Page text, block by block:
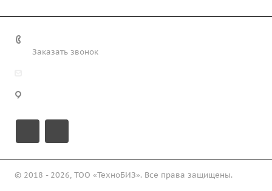
Заказать звонок
© 2018 - 2026, ТОО «ТехноБИЗ». Все права защищены.